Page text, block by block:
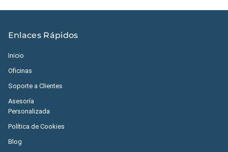
Enlaces Rápidos
Inicio
Oficinas
Soporte a Clientes
Asesoría
Personalizada
Política de Cookies
Blog